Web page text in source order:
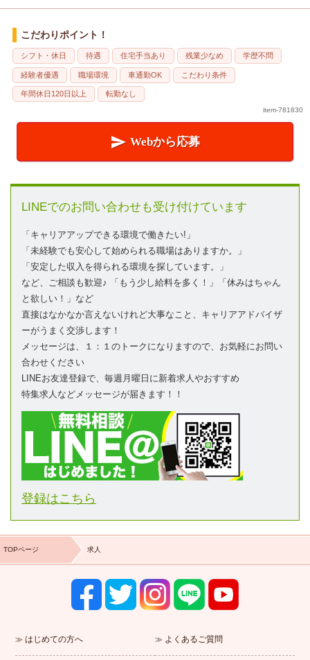
こだわりポイント！
シフト・休日 待遇 住宅手当あり 残業少なめ 学歴不問
経験者優遇 職場環境 車通勤OK こだわり条件
年間休日120日以上 転勤なし
item-781830
 Webから応募
LINEでのお問い合わせも受け付けています
「キャリアアップできる環境で働きたい!」
「未経験でも安心して始められる職場はありますか。」
「安定した収入を得られる環境を探しています。」
など、ご相談も歓迎♪ 「もう少し給料を多く！」「休みはちゃん
と欲しい！」など
直接はなかなか言えないけれど大事なこと、キャリアアドバイザ
ーがうまく交渉します！
メッセージは、１：１のトークになりますので、お気軽にお問い
合わせください
LINEお友達登録で、毎週月曜日に新着求人やおすすめ
特集求人などメッセージが届きます！！
登録はこちら
TOPページ 求人
はじめての方へ よくあるご質問